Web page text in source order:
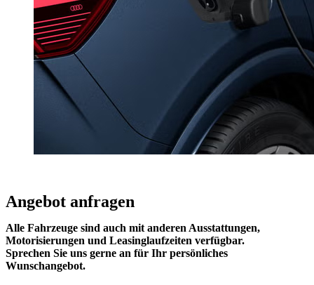
Angebot anfragen
Alle Fahrzeuge sind auch mit anderen Ausstattungen,
Motorisierungen und Leasinglaufzeiten verfügbar.
Sprechen Sie uns gerne an für Ihr persönliches
Wunschangebot.